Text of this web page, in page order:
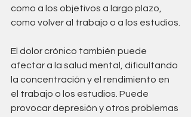
como a los objetivos a largo plazo,
como volver al trabajo o a los estudios.
El dolor crónico también puede
afectar a la salud mental, dificultando
la concentración y el rendimiento en
el trabajo o los estudios. Puede
provocar depresión y otros problemas